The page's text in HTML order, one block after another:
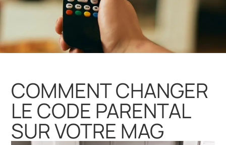
COMMENT CHANGER
LE CODE PARENTAL
SUR VOTRE MAG